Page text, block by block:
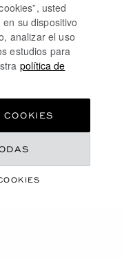
EN
usted
su dispositivo
analizar el uso
estudios para
política de